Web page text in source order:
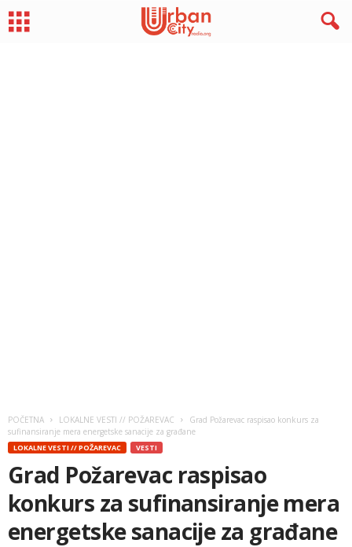
POČETNA LOKALNE VESTI // POŽAREVAC
Grad Požarevac raspisao konkurs za
sufinansiranje mera energetske sanacije za građane
LOKALNE VESTI // POŽAREVAC VESTI
Grad Požarevac raspisao
konkurs za sufinansiranje mera
energetske sanacije za građane